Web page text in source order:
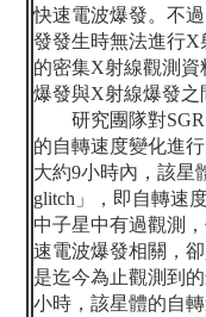
快速電波爆發。不
發發生時無法進行X
的密集X射線觀測資
爆發與X射線爆發之
研究團隊對
的自轉速度變化進
大約9小時內，該星
glitch 」，即自轉速
中子星中有過觀測
速電波爆發相關，
是迄今為止觀測到
小時，該星體的自